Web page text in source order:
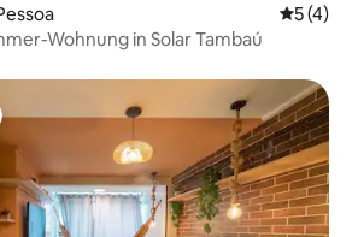
5 (4)
Wohnung in Solar Tambaú